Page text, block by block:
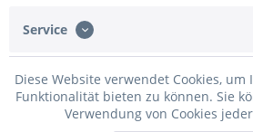
Bewertungen lesen, schreiben und
Infos zum Hersteller
Folgende Infos zum Hersteller sind
Service
Diese Website verwendet Cookies,
Funktionalität bieten zu können. Sie
Verwendung von Cookies